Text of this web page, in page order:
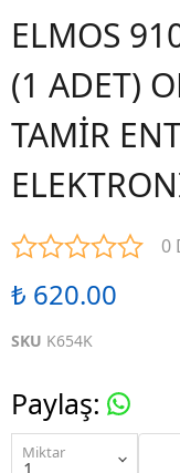
ELMOS
(1 ADET)
TAMİR
0
₺ 620.00
SKU K654K
Paylaş:
Miktar